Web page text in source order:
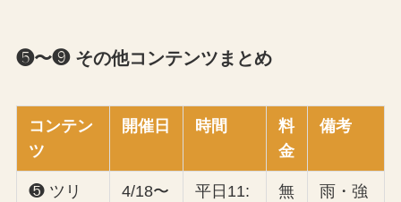
❺〜❾ その他コンテンツまとめ
コンテン
ツ
開催日 時間
料
金
備考
❺ ツリ
4/18〜
平日11:
無
雨・強